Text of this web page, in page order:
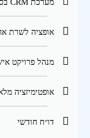
מערכת CRM בסיסית לניהול לידים
אופציה לשרת
מנהל פרויקט
אופטימיזציה
דו״ח חודשי